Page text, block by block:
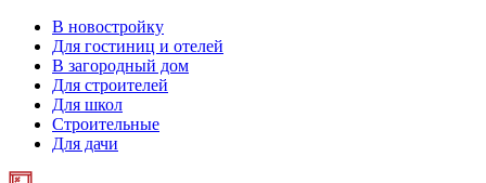
В новостройку
Для гостиниц и отелей
В загородный дом
Для строителей
Для школ
Строительные
Для дачи